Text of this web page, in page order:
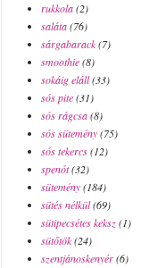
rukkola(2)
saláta(76)
sárgabarack(7)
smoothie(8)
sokáig eláll(33)
sós pite(31)
sós rágcsa(8)
sós sütemény(75)
sós tekercs(12)
spenót(32)
sütemény(184)
sütés nélkül(69)
sütipecsétes keksz(1)
sütőtök(24)
szentjánoskenyér(6)